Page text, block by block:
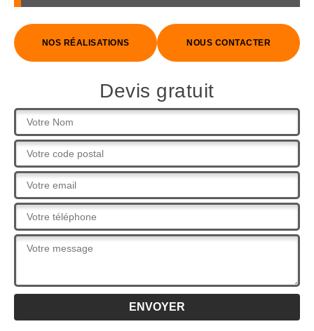
NOS RÉALISATIONS NOUS CONTACTER
Devis gratuit